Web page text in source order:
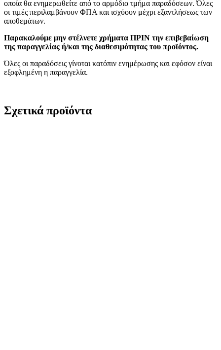
οποία θα ενημερωθείτε από το αρμόδιο τμήμα παραδόσεων. Όλες
οι τιμές περιλαμβάνουν ΦΠΑ και ισχύουν μέχρι εξαντλήσεως των
αποθεμάτων.
Παρακαλούμε μην στέλνετε χρήματα ΠΡΙΝ την επιβεβαίωση
της παραγγελίας ή/και της διαθεσιμότητας του προϊόντος.
Όλες οι παραδόσεις γίνοται κατόπιν ενημέρωσης και εφόσον είναι
εξοφλημένη η παραγγελία.
Σχετικά προϊόντα